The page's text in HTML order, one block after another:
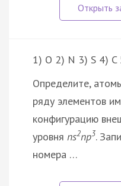
1) O 2) N 3) S 4) C
Определите,
ряду элементов
конфигурацию
уровня ns2np3.
номера …